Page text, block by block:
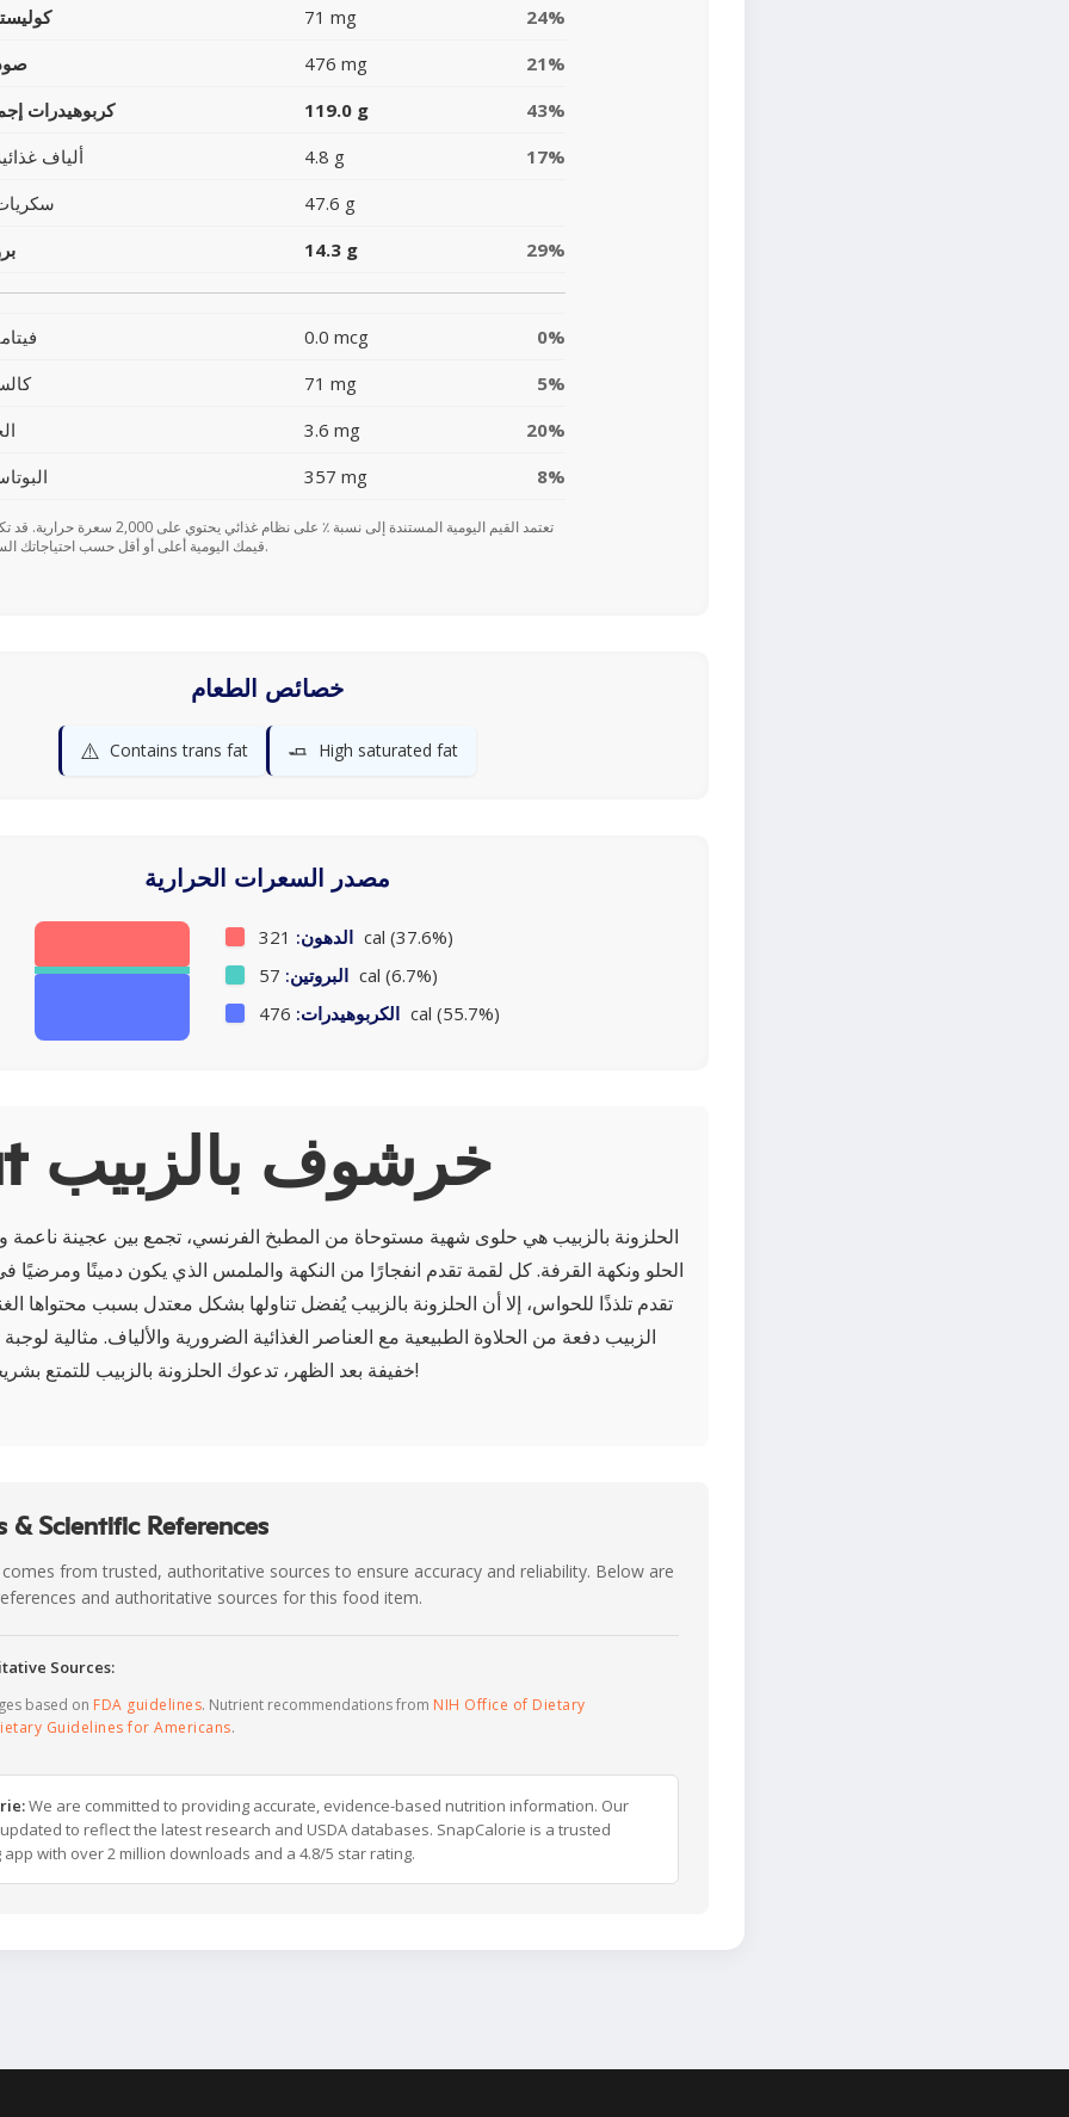
71 mg
24%
476 mg
21%
كربوهيدرات
119.0 g
43%
ألياف
4.8 g
17%
47.6 g
14.3 g 29%
0.0 mcg
0%
71 mg
5%
3.6 mg
20%
357 mg 8%
قيمك اليومية أعلى أو أقل حسب احتياجاتك السعرية.
خصائص الطعام
⚠️ Contains trans fat 🧈 High saturated fat
مصدر السعرات الحرارية
الدهون: 321 cal (37.6%)
البروتين: 57 cal (6.7%)
الكربوهيدرات: 476 cal (55.7%)
About خرشوف بالزبيب
الحلزونة بالزبيب هي حلوى شهية مستوحاة من المطبخ الفرنسي، تجمع بين عجينة ناعمة
الحلو ونكهة القرفة. كل لقمة تقدم انفجارًا من النكهة والملمس الذي يكون دمينًا ومرضيًا
تقدم تلذذًا للحواس، إلا أن الحلزونة بالزبيب يُفضل تناولها بشكل معتدل بسبب محتواها
الزبيب دفعة من الحلاوة الطبيعية مع العناصر الغذائية الضرورية والألياف. مثالية
خفيفة بعد الظهر، تدعوك الحلزونة بالزبيب للتمتع بشريحة صغيرة من الجنة!
& Scientific References
from trusted, authoritative sources to ensure accuracy and reliability. Below are
and authoritative sources for this food item.
Sources:
based on FDA guidelines. Nutrient recommendations from NIH Office of Dietary
Guidelines for Americans.
We are committed to providing accurate, evidence-based nutrition information. Our
to reflect the latest research and USDA databases. SnapCalorie is a trusted
with over 2 million downloads and a 4.8/5 star rating.